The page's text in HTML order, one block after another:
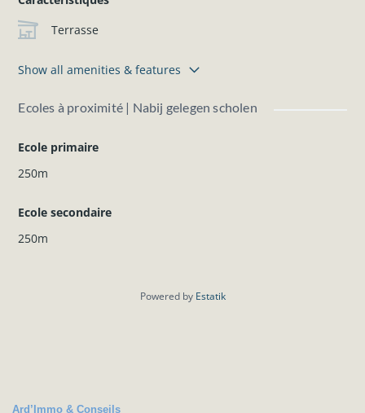
Terrasse
Show all amenities & features
Ecoles à proximité | Nabij gelegen scholen
Ecole primaire
250m
Ecole secondaire
250m
Powered by Estatik
Ard’Immo & Conseils